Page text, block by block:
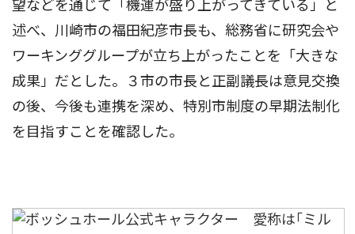
望などを通じて「機運が盛り上がってきている」と
述べ、川崎市の福田紀彦市長も、総務省に研究会や
ワーキンググループが立ち上がったことを「大きな
成果」だとした。３市の市長と正副議長は意見交換
の後、今後も連携を深め、特別市制度の早期法制化
を目指すことを確認した。